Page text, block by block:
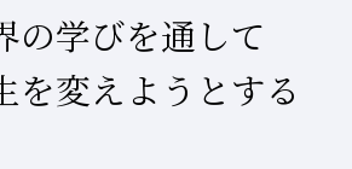
の学びを通して
を変えようとする